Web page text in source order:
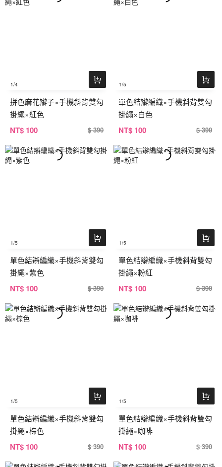
1/4
拼色麻花辮子×手機斜背雙勾
掛繩×紅色
NT$ 100 $ 390
1/5
單色結辮編織×手機斜背雙勾
掛繩×白色
NT$ 100 $ 390
1/5
單色結辮編織×手機斜背雙勾
掛繩×紫色
NT$ 100 $ 390
1/5
單色結辮編織×手機斜背雙勾
掛繩×粉紅
NT$ 100 $ 390
1/5
單色結辮編織×手機斜背雙勾
掛繩×棕色
NT$ 100 $ 390
1/5
單色結辮編織×手機斜背雙勾
掛繩×咖啡
NT$ 100 $ 390